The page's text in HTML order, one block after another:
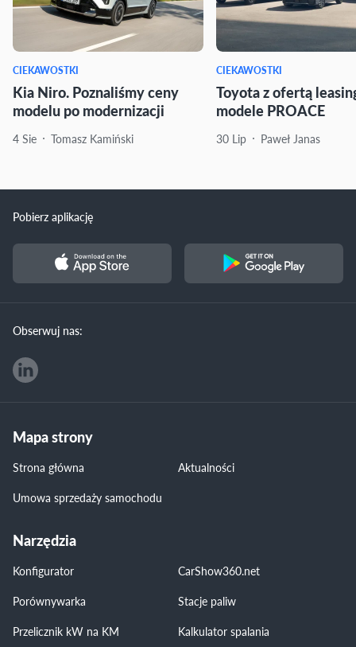
CIEKAWOSTKI
Kia Niro. Poznaliśmy ceny
modelu po modernizacji
4 Sie Tomasz Kamiński
CIEKAWOSTKI
Toyota z ofertą
modele PROACE
30 Lip Paweł Janas
Pobierz aplikację
Obserwuj nas:
Mapa strony
Strona główna
Aktualności
Umowa sprzedaży samochodu
Narzędzia
Konfigurator
CarShow360.net
Porównywarka
Stacje paliw
Przelicznik kW na KM
Kalkulator spalania